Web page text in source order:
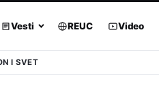
Vesti REUC Video
I SVET